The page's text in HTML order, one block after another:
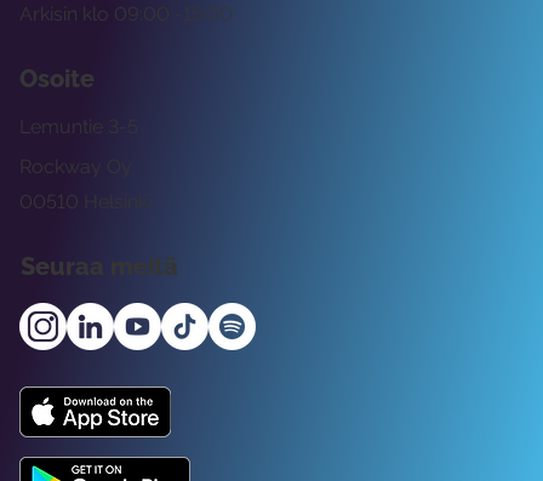
Arkisin klo 09:00 -15:00
Osoite
Rockway Oy
Lemuntie 3-5
00510 Helsinki
Seuraa meitä